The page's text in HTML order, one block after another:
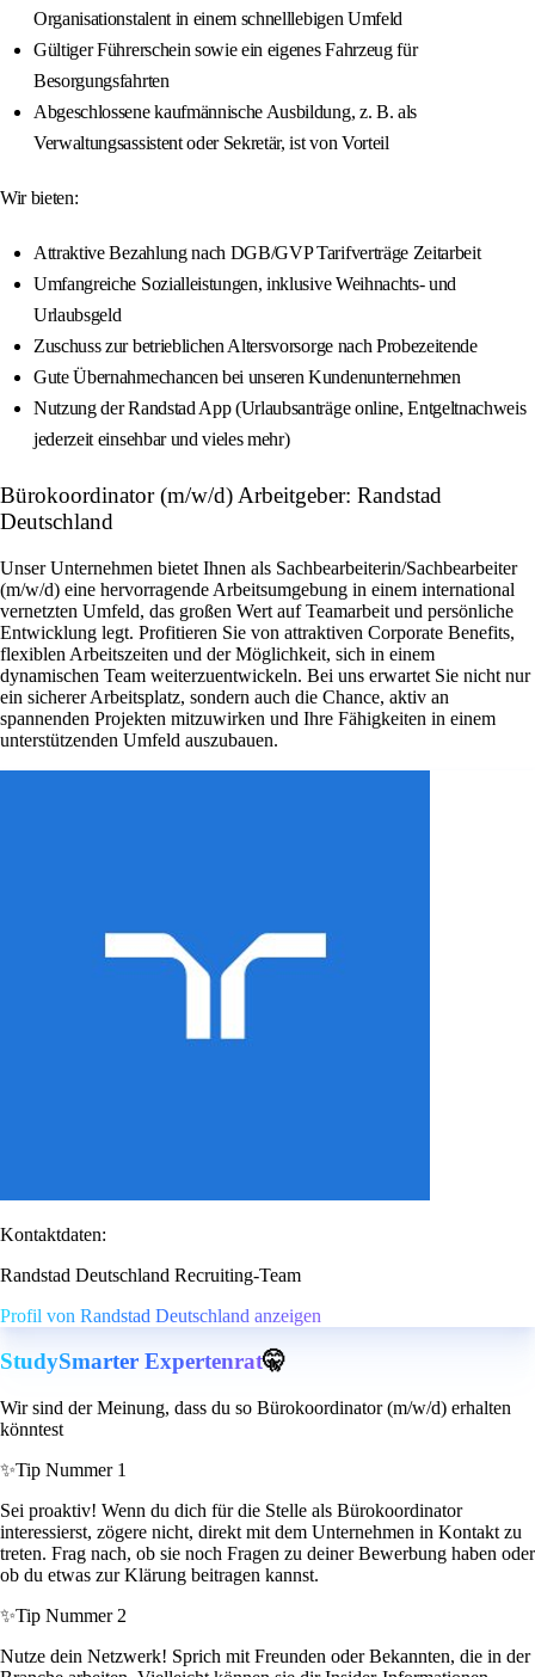
Organisationstalent in einem schnelllebigen Umfeld
Gültiger Führerschein sowie ein eigenes Fahrzeug für
Besorgungsfahrten
Abgeschlossene kaufmännische Ausbildung, z. B. als
Verwaltungsassistent oder Sekretär, ist von Vorteil
Wir bieten:
Attraktive Bezahlung nach DGB/GVP Tarifverträge Zeitarbeit
Umfangreiche Sozialleistungen, inklusive Weihnachts- und
Urlaubsgeld
Zuschuss zur betrieblichen Altersvorsorge nach Probezeitende
Gute Übernahmechancen bei unseren Kundenunternehmen
Nutzung der Randstad App (Urlaubsanträge online, Entgeltnachweis
jederzeit einsehbar und vieles mehr)
Bürokoordinator (m/w/d) Arbeitgeber: Randstad
Deutschland
Unser Unternehmen bietet Ihnen als Sachbearbeiterin/Sachbearbeiter
(m/w/d) eine hervorragende Arbeitsumgebung in einem international
vernetzten Umfeld, das großen Wert auf Teamarbeit und persönliche
Entwicklung legt. Profitieren Sie von attraktiven Corporate Benefits,
flexiblen Arbeitszeiten und der Möglichkeit, sich in einem
dynamischen Team weiterzuentwickeln. Bei uns erwartet Sie nicht nur
ein sicherer Arbeitsplatz, sondern auch die Chance, aktiv an
spannenden Projekten mitzuwirken und Ihre Fähigkeiten in einem
unterstützenden Umfeld auszubauen.
Kontaktdaten:
Randstad Deutschland Recruiting-Team
Profil von Randstad Deutschland anzeigen
StudySmarter Expertenrat🤫
Wir sind der Meinung, dass du so Bürokoordinator (m/w/d) erhalten
könntest
✨Tip Nummer 1
Sei proaktiv! Wenn du dich für die Stelle als Bürokoordinator
interessierst, zögere nicht, direkt mit dem Unternehmen in Kontakt zu
treten. Frag nach, ob sie noch Fragen zu deiner Bewerbung haben oder
ob du etwas zur Klärung beitragen kannst.
✨Tip Nummer 2
Nutze dein Netzwerk! Sprich mit Freunden oder Bekannten, die in der